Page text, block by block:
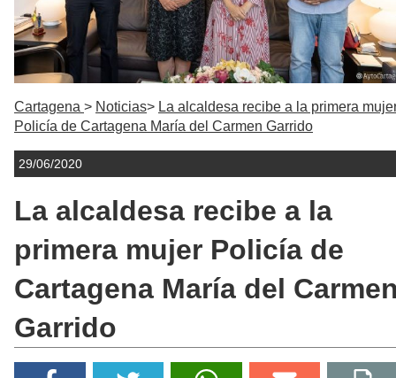
Cartagena Noticias
La alcaldesa recibe a la primera
Policía de Cartagena María del Carmen Garrido
29/06/2020
La alcaldesa recibe a la
primera mujer Policía de
Cartagena María del
Garrido